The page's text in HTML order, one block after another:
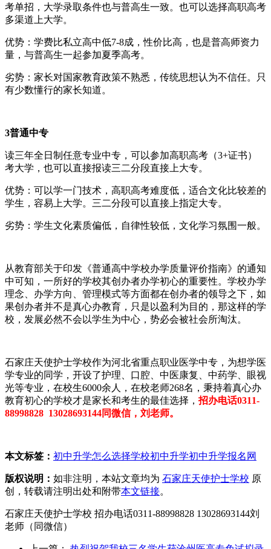
考单招，大学录取条件也与普高生一致。也可以选择高职高考
多渠道上大学。
优势：学费比私立高中低7-8成，性价比高，也是普高师资力
量，与普高生一起参加夏季高考。
劣势：家长对国家教育政策不熟悉，传统思想认为不信任。只
有少数懂行的家长知道。
3普通中专
读三年全日制任意专业中专，可以参加高职高考（3+证书）
考大学，也可以直接报读三二分段直接上大专。
优势：可以学一门技术，高职高考难度低，适合文化比较差的
学生，容易上大学。三二分段可以直接上指定大专。
劣势：学生文化素质偏低，自律性较低，文化学习氛围一般。
从教育部关于印发《普通高中学校办学质量评价指南》的通知
中可知，一所好的学校其创办者办学初心的重要性。学校办学
理念、办学方向、管理模式等方面都在创办者的领导之下，如
果创办者并不是真心办教育，只是以盈利为目的，那这样的学
校，发展必然不会以学生为中心，势必会被社会所淘汰。
石家庄天使护士学校作为河北省重点职业医学中专，为想学医
学专业的同学，开设了护理、口腔、中医康复、中药学、眼视
光等专业，在校生6000余人，在校老师268名，秉持着真心办
教育初心的学校才是家长和考生的最佳选择， 招办电话0311-
88998828 13028693144同微信，刘老师。
本文标签： 初中升学怎么选择学校初中升学初中升学报名网
版权说明： 如非注明，本站文章均为 石家庄天使护士学校 原
创，转载请注明出处和附带本文链接。
石家庄天使护士学校 招办电话0311-88998828 13028693144刘
老师（同微信）